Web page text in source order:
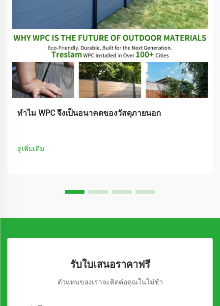
ทำไม WPC จึงเป็นอนาคตของวัสดุภายนอก
ดูเพิ่มเติม
รับใบเสนอราคาฟรี
ตัวแทนของเราจะติดต่อคุณในไม่ช้า